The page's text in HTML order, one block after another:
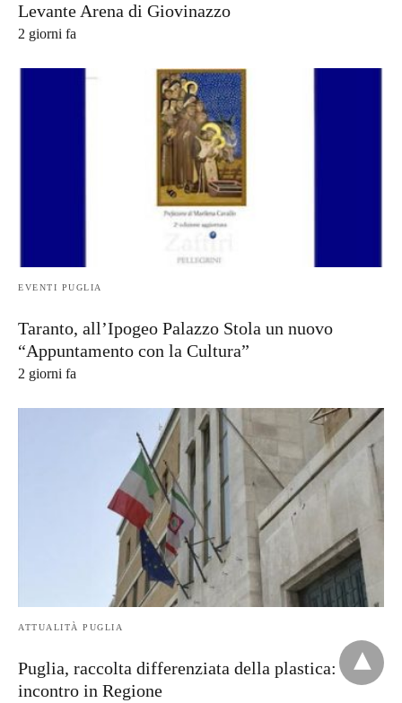
Levante Arena di Giovinazzo
2 giorni fa
EVENTI PUGLIA
Taranto, all’Ipogeo Palazzo Stola un nuovo
“Appuntamento con la Cultura”
2 giorni fa
ATTUALITÀ PUGLIA
Puglia, raccolta differenziata della plastica:
incontro in Regione